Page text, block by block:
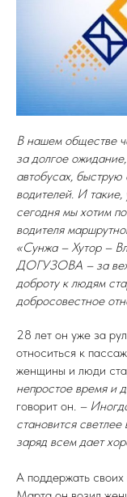
В нашем обществе
за долгое
автобусах,
водителей. И
сегодня мы хотим
водителя
«Сунжа – Хутор –
ДОГУЗОВА – за
доброту к людям
добросовестное
28 лет он уже за
относиться к
женщины и люди
непростое время и
говорит он. –
становится
заряд всем дает
А поддержать